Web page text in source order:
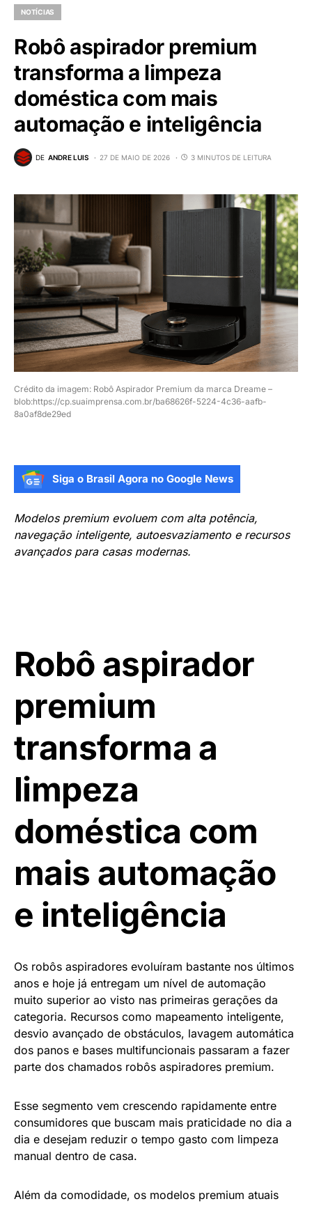
NOTÍCIAS
Robô aspirador premium
transforma a limpeza
doméstica com mais
automação e inteligência
DE ANDRE LUIS 27 DE MAIO DE 2026 3 MINUTOS DE LEITURA
Crédito da imagem: Robô Aspirador Premium da marca Dreame –
blob:https://cp.suaimprensa.com.br/ba68626f-5224-4c36-aafb-
8a0af8de29ed
Siga o Brasil Agora no Google News
Modelos premium evoluem com alta potência,
navegação inteligente, autoesvaziamento e recursos
avançados para casas modernas.
Robô aspirador
premium
transforma a
limpeza
doméstica com
mais automação
e inteligência
Os robôs aspiradores evoluíram bastante nos últimos
anos e hoje já entregam um nível de automação
muito superior ao visto nas primeiras gerações da
categoria. Recursos como mapeamento inteligente,
desvio avançado de obstáculos, lavagem automática
dos panos e bases multifuncionais passaram a fazer
parte dos chamados robôs aspiradores premium.
Esse segmento vem crescendo rapidamente entre
consumidores que buscam mais praticidade no dia a
dia e desejam reduzir o tempo gasto com limpeza
manual dentro de casa.
Além da comodidade, os modelos premium atuais